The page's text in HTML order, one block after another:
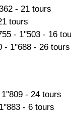
- 21 tours
tours
- 1''503 - 16
- 1''688 - 26 tours
- 24 tours
- 6 tours